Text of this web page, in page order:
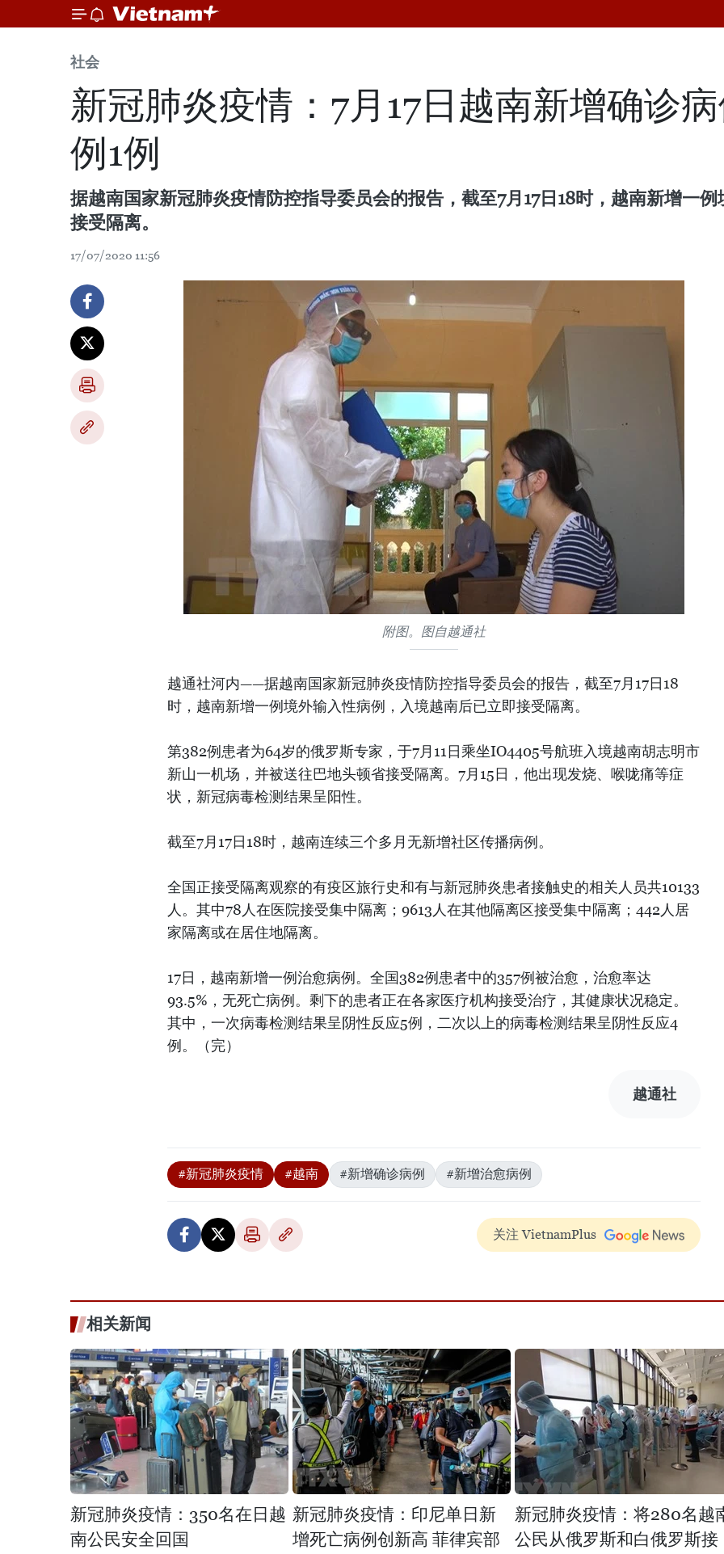
社会
新冠肺炎疫情：7月17日越南新增确诊
例1例
据越南国家新冠肺炎疫情防控指导委员会的报告，截至7月17日18时，越南新增一
接受隔离。
17/07/2020 11:56
附图。图自越通社
越通社河内——据越南国家新冠肺炎疫情防控指导委员会的报告，截至7月17日18
时，越南新增一例境外输入性病例，入境越南后已立即接受隔离。
第382例患者为64岁的俄罗斯专家，于7月11日乘坐IO4405号航班入境越南胡志明市
新山一机场，并被送往巴地头顿省接受隔离。7月15日，他出现发烧、喉咙痛等症
状，新冠病毒检测结果呈阳性。
截至7月17日18时，越南连续三个多月无新增社区传播病例。
全国正接受隔离观察的有疫区旅行史和有与新冠肺炎患者接触史的相关人员共10133
人。其中78人在医院接受集中隔离；9613人在其他隔离区接受集中隔离；442人居
家隔离或在居住地隔离。
17日，越南新增一例治愈病例。全国382例患者中的357例被治愈，治愈率达
93.5%，无死亡病例。剩下的患者正在各家医疗机构接受治疗，其健康状况稳定。
其中，一次病毒检测结果呈阴性反应5例，二次以上的病毒检测结果呈阴性反应4
例。（完）
越通社
#新冠肺炎疫情 #越南 #新增确诊病例 #新增治愈病例
关注 VietnamPlus
相关新闻
新冠肺炎疫情：350名在日越
南公民安全回国
新冠肺炎疫情：印尼单日新
增死亡病例创新高 菲律宾部
新冠肺炎疫情：将280名越
公民从俄罗斯和白俄罗斯接